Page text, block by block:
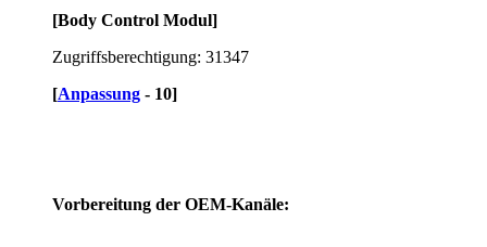
[Body Control Modul]
Zugriffsberechtigung: 31347
[Anpassung - 10]
Vorbereitung der OEM-Kanäle: